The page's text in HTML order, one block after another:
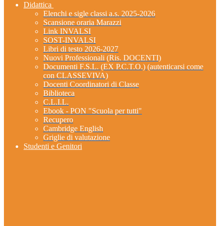
Didattica
Elenchi e sigle classi a.s. 2025-2026
Scansione oraria Marazzi
Link INVALSI
SOST-INVALSI
Libri di testo 2026-2027
Nuovi Professionali (Ris. DOCENTI)
Documenti F.S.L. (EX P.C.T.O.) (autenticarsi come
con CLASSEVIVA)
Docenti Coordinatori di Classe
Biblioteca
C.L.I.L.
Ebook - PON "Scuola per tutti"
Recupero
Cambridge English
Griglie di valutazione
Studenti e Genitori